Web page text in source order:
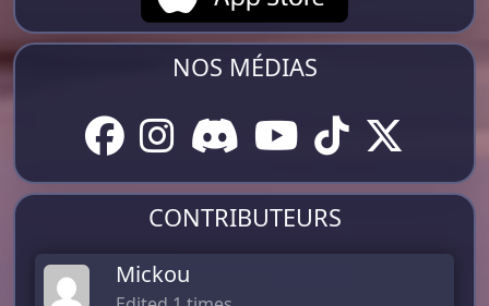
NOS MÉDIAS
CONTRIBUTEURS
Mickou